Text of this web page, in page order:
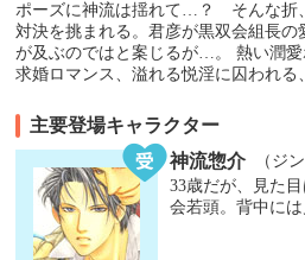
ポーズに神流は揺れて…？ そんな折
対決を挑まれる。君彦が黒双会組長
が及ぶのではと案じるが…。 熱い潤
求婚ロマンス、溢れる悦淫に囚われる
主要登場キャラクター
神流惣介
（ジ
33歳だが、見た
会若頭。背中に